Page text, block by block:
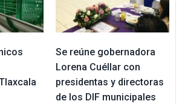
Se reúne gobernadora
Lorena Cuéllar con
presidentas y directoras
de los DIF municipales